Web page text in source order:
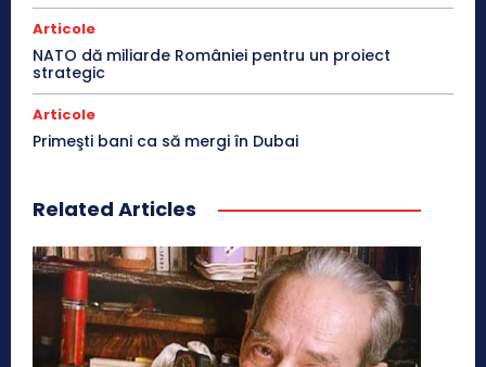
Articole
NATO dă miliarde României pentru un proiect
strategic
Articole
Primeşti bani ca să mergi în Dubai
Related Articles